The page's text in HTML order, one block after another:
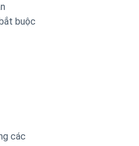
buộc
các